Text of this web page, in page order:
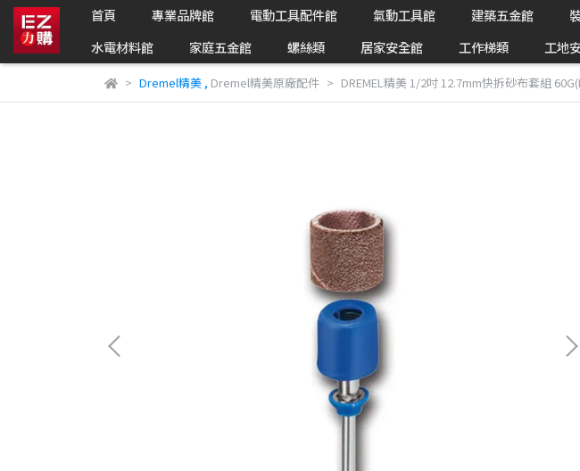
首頁 專業品牌館 電動工具配件館 氣動工具館 建築五金館
水電材料館
家庭五金館 螺絲類 居家安全館 工作梯類 工地
Dremel精美, Dremel精美原廠配件 DREMEL精美 1/2吋 12.7mm快拆砂布套組